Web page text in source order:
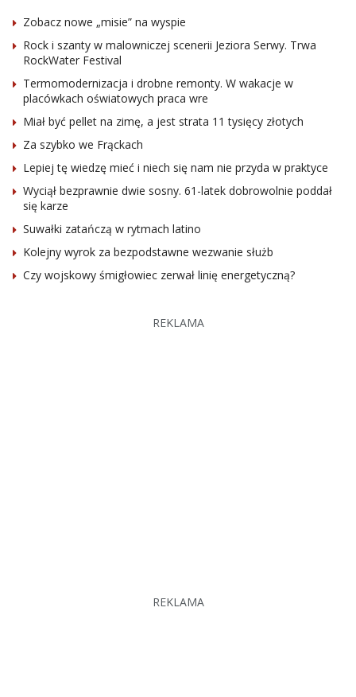
Zobacz nowe „misie” na wyspie
Rock i szanty w malowniczej scenerii Jeziora Serwy. Trwa
RockWater Festival
Termomodernizacja i drobne remonty. W wakacje w
placówkach oświatowych praca wre
Miał być pellet na zimę, a jest strata 11 tysięcy złotych
Za szybko we Frąckach
Lepiej tę wiedzę mieć i niech się nam nie przyda w praktyce
Wyciął bezprawnie dwie sosny. 61-latek dobrowolnie poddał
się karze
Suwałki zatańczą w rytmach latino
Kolejny wyrok za bezpodstawne wezwanie służb
Czy wojskowy śmigłowiec zerwał linię energetyczną?
REKLAMA
REKLAMA